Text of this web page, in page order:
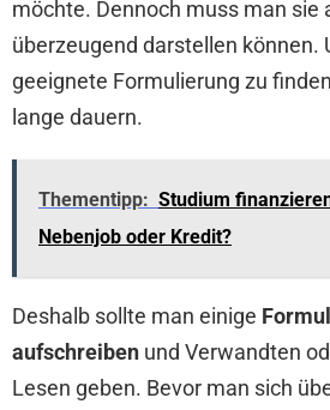
möchte. Dennoch muss man sie
überzeugend darstellen können.
geeignete Formulierung zu
lange dauern.
Thementipp: Studium
Nebenjob oder Kredit?
Deshalb sollte man einige
aufschreiben und Verwandten
Lesen geben. Bevor man sich